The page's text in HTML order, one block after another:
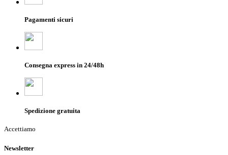
Pagamenti sicuri
Consegna express in 24/48h
Spedizione gratuita
Accettiamo
Newsletter